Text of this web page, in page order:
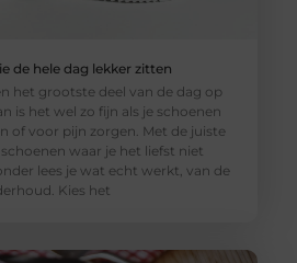
de hele dag lekker zitten
het grootste deel van de dag op
is het wel zo fijn als je schoenen
of voor pijn zorgen. Met de juiste
waar je het liefst niet
lees je wat echt werkt, van de
Kies het